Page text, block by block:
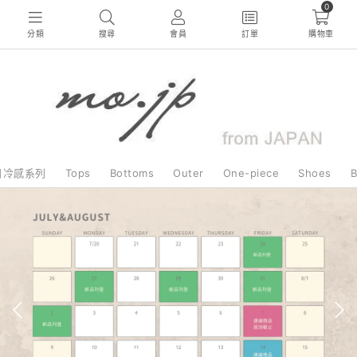
分類 搜尋 會員 訂單
0
購物車
冷感系列 Tops Bottoms Outer One-piece Shoes